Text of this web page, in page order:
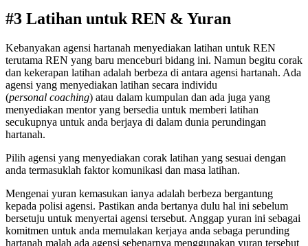
#3 Latihan untuk REN & Yuran
Kebanyakan agensi hartanah menyediakan latihan untuk REN
terutama REN yang baru menceburi bidang ini. Namun begitu corak
dan kekerapan latihan adalah berbeza di antara agensi hartanah. Ada
agensi yang menyediakan latihan secara individu
(personal coaching) atau dalam kumpulan dan ada juga yang
menyediakan mentor yang bersedia untuk memberi latihan
secukupnya untuk anda berjaya di dalam dunia perundingan
hartanah.
Pilih agensi yang menyediakan corak latihan yang sesuai dengan
anda termasuklah faktor komunikasi dan masa latihan.
Mengenai yuran kemasukan ianya adalah berbeza bergantung
kepada polisi agensi. Pastikan anda bertanya dulu hal ini sebelum
bersetuju untuk menyertai agensi tersebut. Anggap yuran ini sebagai
komitmen untuk anda memulakan kerjaya anda sebaga perunding
hartanah malah ada agensi sebenarnya menggunakan yuran tersebut